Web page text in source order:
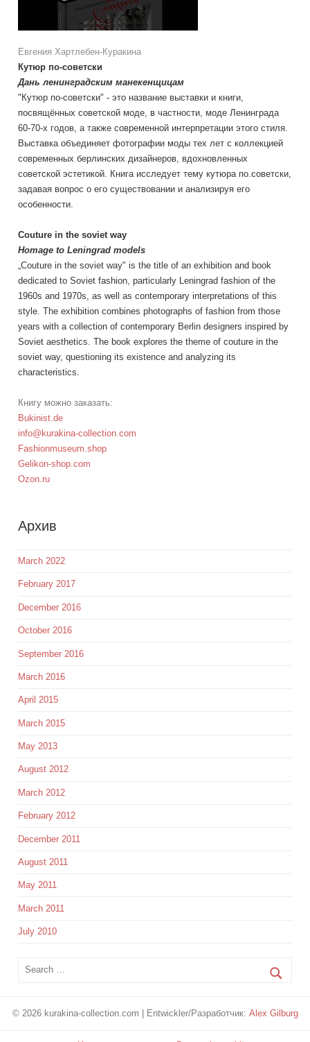
Евгения Хартлебен-Куракина
Кутюр по-советски
Дань ленинградским манекенщицам
"Кутюр по-советски" - это название выставки и книги,
посвящённых советской моде, в частности, моде Ленинграда
60-70-х годов, а также современной интерпретации этого стиля.
Выставка объединяет фотографии моды тех лет с коллекцией
современных берлинских дизайнеров, вдохновленных
советской эстетикой. Книга исследует тему кутюра по.советски,
задавая вопрос о его существовании и анализируя его
особенности.
Couture in the soviet way
Homage to Leningrad models
„Couture in the soviet way" is the title of an exhibition and book
dedicated to Soviet fashion, particularly Leningrad fashion of the
1960s and 1970s, as well as contemporary interpretations of this
style. The exhibition combines photographs of fashion from those
years with a collection of contemporary Berlin designers inspired by
Soviet aesthetics. The book explores the theme of couture in the
soviet way, questioning its existence and analyzing its
characteristics.
Книгу можно заказать:
Bukinist.de
info@kurakina-collection.com
Fashionmuseum.shop
Gelikon-shop.com
Ozon.ru
Aрхив
March 2022
February 2017
December 2016
October 2016
September 2016
March 2016
April 2015
March 2015
May 2013
August 2012
March 2012
February 2012
December 2011
August 2011
May 2011
March 2011
July 2010
© 2026 kurakina-collection.com | Entwickler/Разработчик: Alex Gilburg